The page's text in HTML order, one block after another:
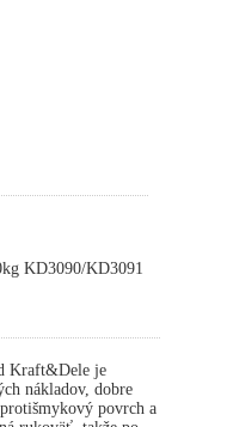
KD3090/KD3091
Kraft&Dele je
nákladov, dobre
povrch a